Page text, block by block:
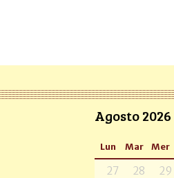
Agosto 2026
Lun Mar Mer
27 28 29